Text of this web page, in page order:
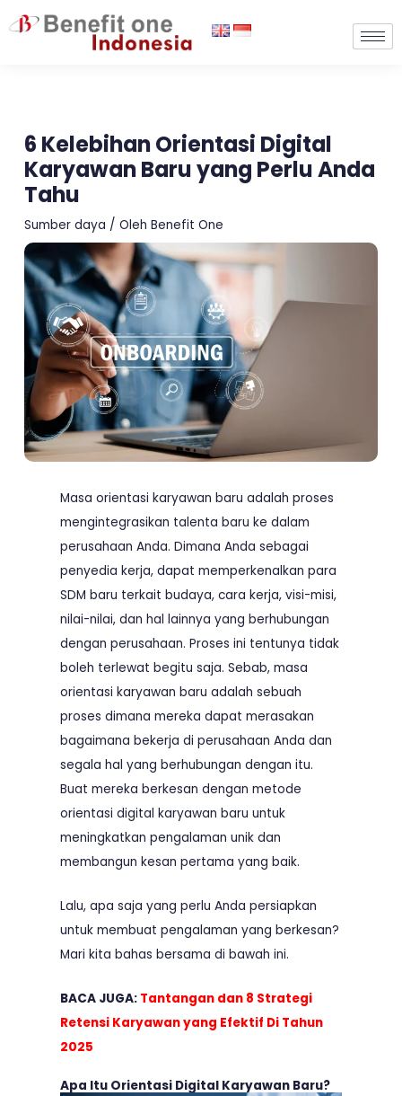
Lewati
ke
6 Kelebihan Orientasi Digital
Karyawan Baru yang Perlu Anda
Tahu
Sumber daya / OlehBenefit One
Masa orientasi karyawan baru adalah proses
mengintegrasikan talenta baru ke dalam
perusahaan Anda. Dimana Anda sebagai
penyedia kerja, dapat memperkenalkan para
SDM baru terkait budaya, cara kerja, visi-misi,
nilai-nilai, dan hal lainnya yang berhubungan
dengan perusahaan. Proses ini tentunya tidak
boleh terlewat begitu saja. Sebab, masa
orientasi karyawan baru adalah sebuah
proses dimana mereka dapat merasakan
bagaimana bekerja di perusahaan Anda dan
segala hal yang berhubungan dengan itu.
Buat mereka berkesan dengan metode
orientasi digital karyawan baru untuk
meningkatkan pengalaman unik dan
membangun kesan pertama yang baik.
Lalu, apa saja yang perlu Anda persiapkan
untuk membuat pengalaman yang berkesan?
Mari kita bahas bersama di bawah ini.
BACA JUGA: Tantangan dan 8 Strategi
Retensi Karyawan yang Efektif Di Tahun
2025
Apa Itu Orientasi Digital Karyawan Baru?